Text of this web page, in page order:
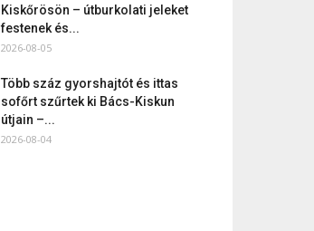
Kiskőrösön – útburkolati jeleket
festenek és...
2026-08-05
Több száz gyorshajtót és ittas
sofőrt szűrtek ki Bács-Kiskun
útjain –...
2026-08-04